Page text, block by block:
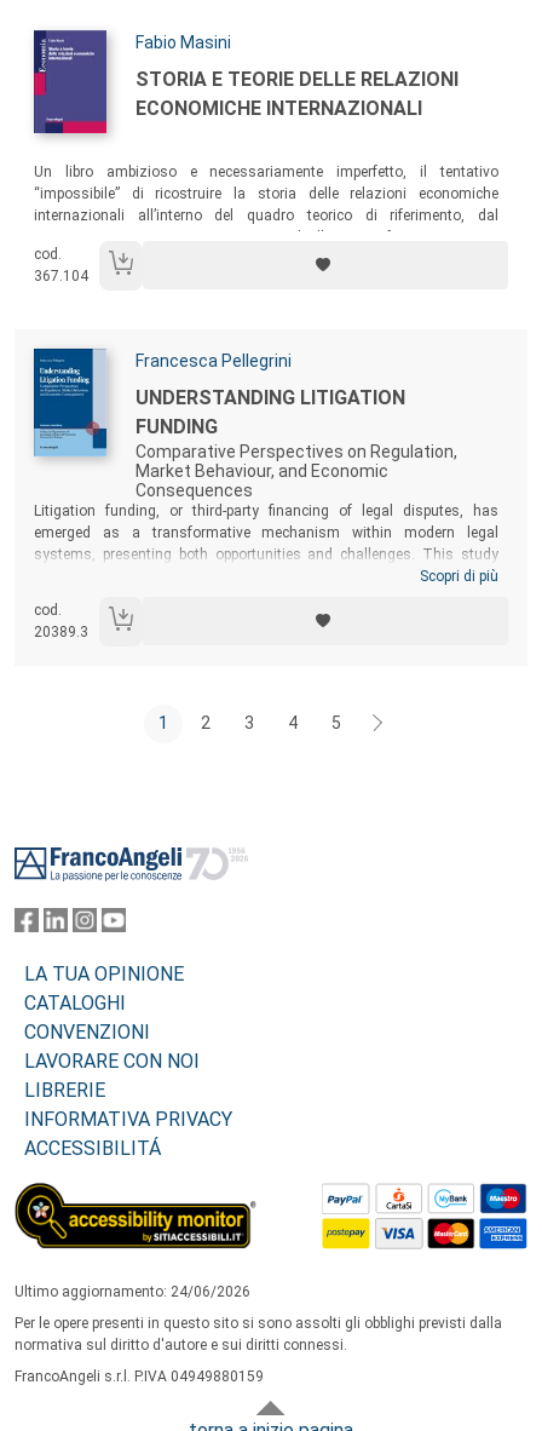
necessitano ancora di ulteriori approfondimenti.
Autori:
Fabio Masini
Titolo:
STORIA E TEORIE DELLE RELAZIONI
ECONOMICHE INTERNAZIONALI
Sommario:
Un libro ambizioso e necessariamente imperfetto, il tentativo
“impossibile” di ricostruire la storia delle relazioni economiche
internazionali all’interno del quadro teorico di riferimento, dal
economiche e scelte politiche.
cod.
367.104
Autori:
Francesca Pellegrini
Titolo:
UNDERSTANDING LITIGATION
FUNDING
Comparative Perspectives on Regulation,
Market Behaviour, and Economic
Consequences
Sommario:
Litigation funding, or third-party financing of legal disputes, has
emerged as a transformative mechanism within modern legal
systems, presenting both opportunities and challenges. This study
provides a detailed exploration of litigation funding across key
States, and Asia-Pacific, with an emphasis on regulatory frameworks,
market behaviours, and economic implications. By integrating legal
implications for the legal order.
Scopri di più
cod.
20389.3
1 2 3 4 5
LA TUA OPINIONE
CATALOGHI
CONVENZIONI
LAVORARE CON NOI
LIBRERIE
INFORMATIVA PRIVACY
ACCESSIBILITÁ
Ultimo aggiornamento: 24/06/2026
Per le opere presenti in questo sito si sono assolti gli obblighi previsti dalla
normativa sul diritto d'autore e sui diritti connessi.
FrancoAngeli s.r.l. P.IVA 04949880159